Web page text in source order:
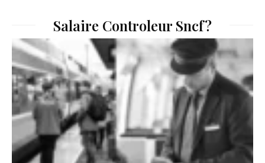
Salaire Controleur Sncf?